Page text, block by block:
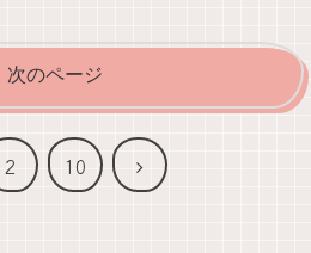
次のページ
2 10
次